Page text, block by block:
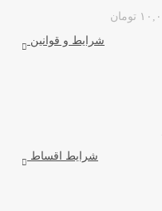
شرایط و قوانین
شرایط اقساط